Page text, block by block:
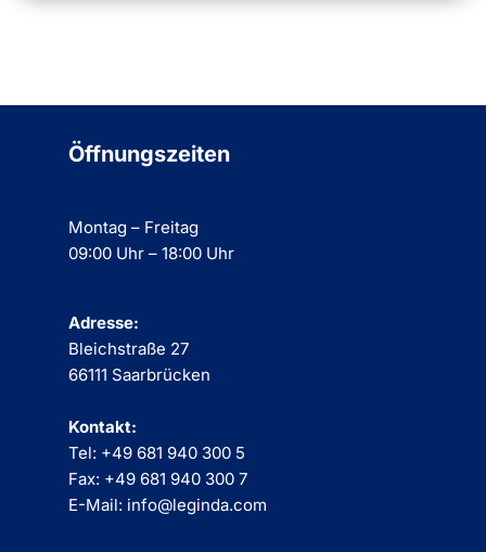
Öffnungszeiten
Montag – Freitag
09:00 Uhr – 18:00 Uhr
Adresse:
Bleichstraße 27
66111 Saarbrücken
Kontakt:
Tel: +49 681 940 300 5
Fax: +49 681 940 300 7
E-Mail: info@leginda.com